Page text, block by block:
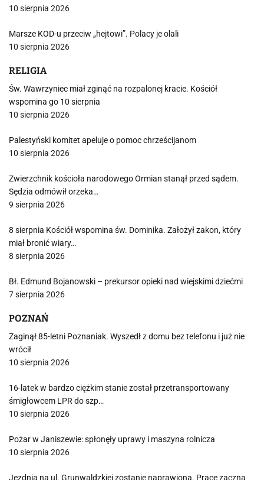
10 sierpnia 2026
Marsze KOD-u przeciw „hejtowi”. Polacy je olali
10 sierpnia 2026
RELIGIA
Św. Wawrzyniec miał zginąć na rozpalonej kracie. Kościół
wspomina go 10 sierpnia
10 sierpnia 2026
Palestyński komitet apeluje o pomoc chrześcijanom
10 sierpnia 2026
Zwierzchnik kościoła narodowego Ormian stanął przed sądem.
Sędzia odmówił orzeka…
9 sierpnia 2026
8 sierpnia Kościół wspomina św. Dominika. Założył zakon, który
miał bronić wiary…
8 sierpnia 2026
Bł. Edmund Bojanowski – prekursor opieki nad wiejskimi dziećmi
7 sierpnia 2026
POZNAŃ
Zaginął 85-letni Poznaniak. Wyszedł z domu bez telefonu i już nie
wrócił
10 sierpnia 2026
16-latek w bardzo ciężkim stanie został przetransportowany
śmigłowcem LPR do szp…
10 sierpnia 2026
Pożar w Janiszewie: spłonęły uprawy i maszyna rolnicza
10 sierpnia 2026
Jezdnia na ul. Grunwaldzkiej zostanie naprawiona. Prace zaczną